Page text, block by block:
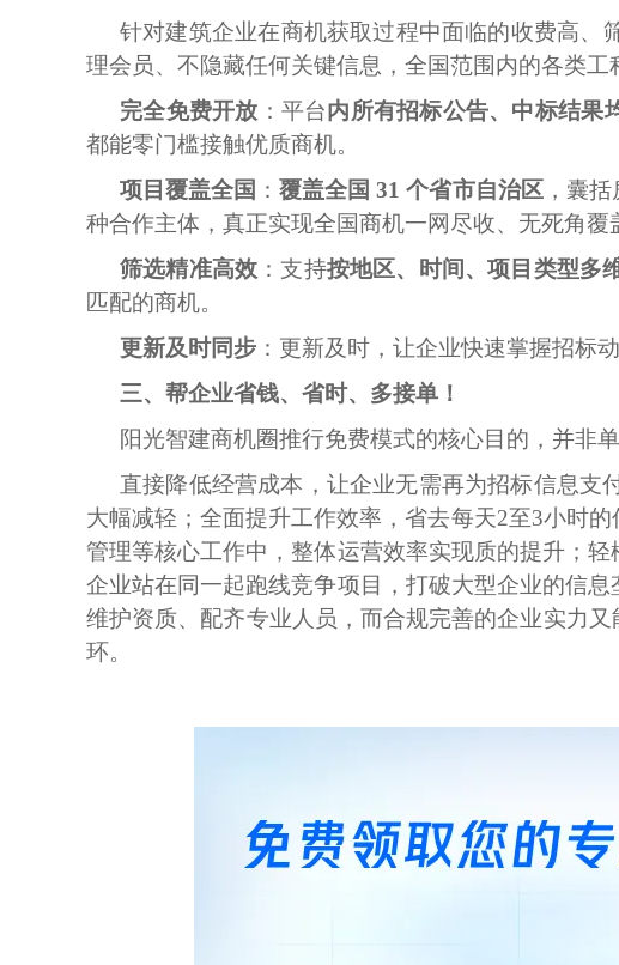
针对建筑企业在商机获取过程中面临的收费高、
理会员、不隐藏任何关键信息，全国范围内的各类工
完全免费开放 ：平台内所有招标公告、中标结果
都能零门槛接触优质商机。
项目覆盖全国 ：覆盖全国 31 个省市自治区 ，囊
种合作主体，真正实现全国商机一网尽收、无死角覆
筛选精准高效 ：支持按地区、时间、项目类型多
匹配的商机。
更新及时同步 ：更新及时，让企业快速掌握招标
三、帮企业省钱、省时、多接单！
阳光智建商机圈推行免费模式的核心目的，并非
直接降低经营成本，让企业无需再为招标信息支
大幅减轻；全面提升工作效率，省去每天2至3小时
管理等核心工作中，整体运营效率实现质的提升；
企业站在同一起跑线竞争项目，打破大型企业的信
维护资质、配齐专业人员，而合规完善的企业实力
环。